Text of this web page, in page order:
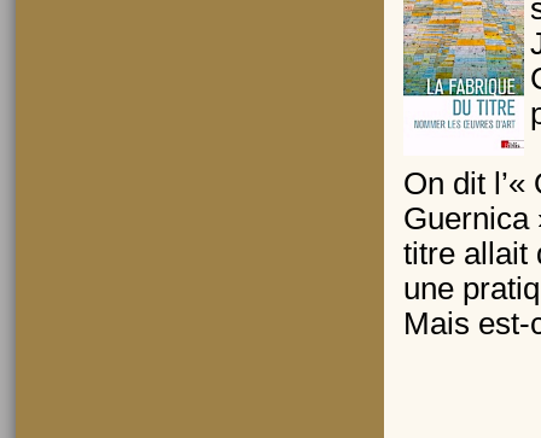
On dit
Guernica
titre allait
une
Mais est-